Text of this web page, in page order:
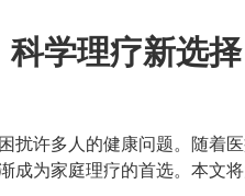
学理疗新选
扰许多人的健康问题。随着
成为家庭理疗的首选。本文